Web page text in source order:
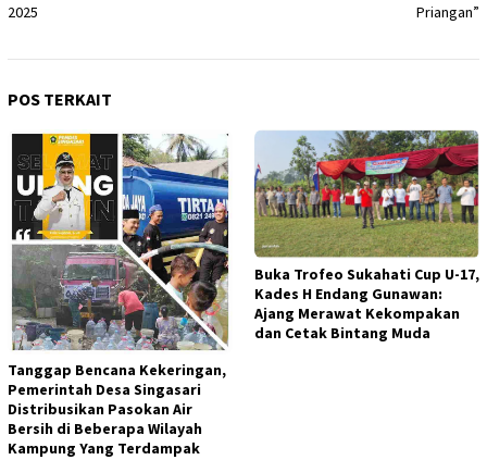
2025 Priangan”
POS TERKAIT
Tanggap Bencana Kekeringan,
Pemerintah Desa Singasari
Distribusikan Pasokan Air
Bersih di Beberapa Wilayah
Kampung Yang Terdampak
Buka Trofeo Sukahati Cup U-17,
Kades H Endang Gunawan:
Ajang Merawat Kekompakan
dan Cetak Bintang Muda